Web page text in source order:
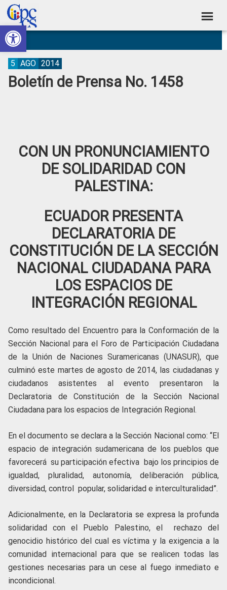
Abrir barra de herramientas
Skip
to
primary
navigation
Skip
to
main
content
Skip
to
primary
sidebar
Skip
to
footer
Consejo
de
Participación
Ciudadana
Construyendo
Poder
Ciudadano
Boletín de Prensa No. 1458
5 AGO 2014
CON UN PRONUNCIAMIENTO
DE SOLIDARIDAD CON
PALESTINA:
ECUADOR PRESENTA
DECLARATORIA DE
CONSTITUCIÓN DE LA SECCIÓN
NACIONAL CIUDADANA PARA
LOS ESPACIOS DE
INTEGRACIÓN REGIONAL
Como resultado del Encuentro para la Conformación de la
Sección Nacional para el Foro de Participación Ciudadana
de la Unión de Naciones Suramericanas (UNASUR), que
culminó este martes de agosto de 2014, las ciudadanas y
ciudadanos asistentes al evento presentaron la
Declaratoria de Constitución de la Sección Nacional
Ciudadana para los espacios de Integración Regional.
En el documento se declara a la Sección Nacional como: “El
espacio de integración sudamericana de los pueblos que
favorecerá su participación efectiva bajo los principios de
igualdad, pluralidad, autonomía, deliberación pública,
diversidad, control popular, solidaridad e interculturalidad”.
Adicionalmente, en la Declaratoria se expresa la profunda
solidaridad con el Pueblo Palestino, el rechazo del
genocidio histórico del cual es víctima y la exigencia a la
comunidad internacional para que se realicen todas las
gestiones necesarias para un cese al fuego inmediato e
incondicional.